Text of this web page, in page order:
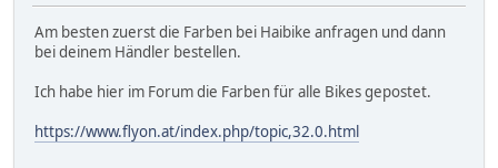
Am besten zuerst die Farben bei Haibike anfragen und dann
bei deinem Händler bestellen.
Ich habe hier im Forum die Farben für alle Bikes gepostet.
https://www.flyon.at/index.php/topic,32.0.html